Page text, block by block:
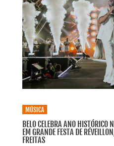
MÚSICA
BELO CELEBRA ANO
EM GRANDE FESTA DE
FREITAS